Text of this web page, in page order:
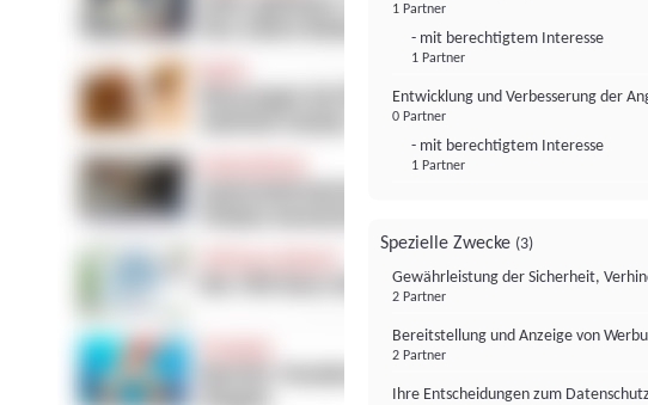
1 Partner
- mit berechtigtem Interesse
1 Partner
Entwicklung und Verbesserung der
0 Partner
- mit berechtigtem Interesse
1 Partner
Spezielle Zwecke (3)
Gewährleistung der Sicherheit,
2 Partner
Bereitstellung und Anzeige von
2 Partner
Ihre Entscheidungen zum